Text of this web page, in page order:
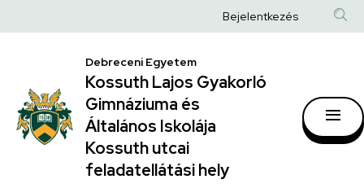
|
Kossuth
Lajos
Gyakorló
Gimnáziuma
a
Anonim
fiók
Bejelentkezés
Debreceni Egyetem
Kossuth Lajos Gyakorló
Gimnáziuma és
Általános Iskolája
Kossuth utcai
feladatellátási hely